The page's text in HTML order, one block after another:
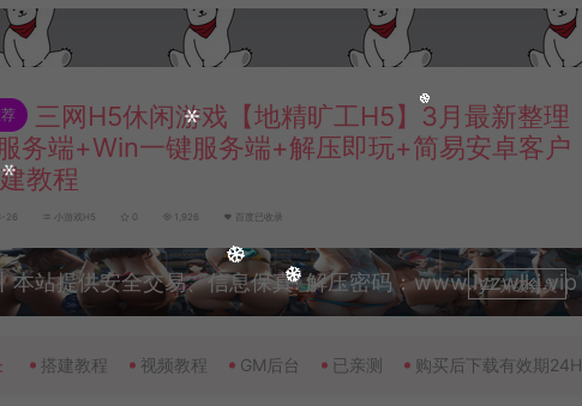
三网H5休闲游戏【地精旷工H5】3月最新整理
务端+Win一键服务端+解压即玩+简易安卓客户
教程
26 小游戏H5 0 1,926 百度已收录
本站提供安全交易、信息保真! 解压密码：www.lyzwlkj.vip
升级会员
搭建教程 视频教程 GM后台 已亲测 购买后下载有效期24H